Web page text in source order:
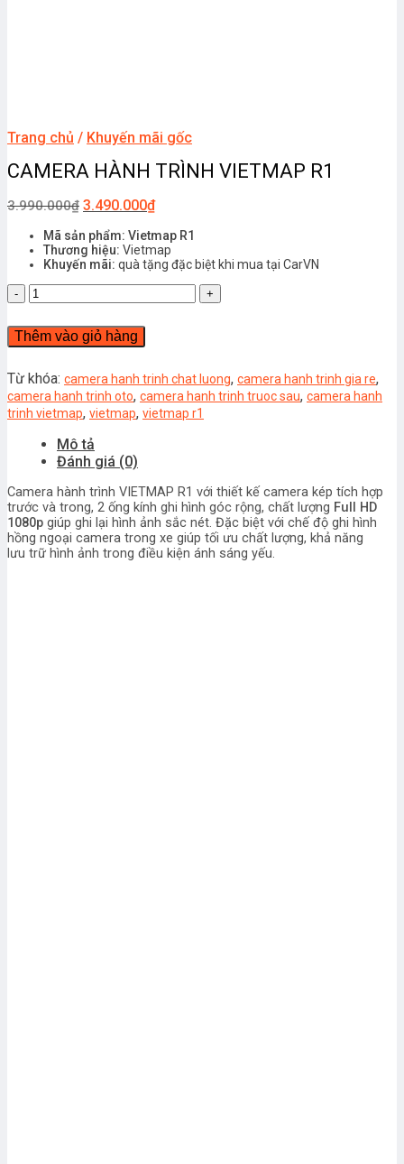
Trang chủ / Khuyến mãi gốc
CAMERA HÀNH TRÌNH VIETMAP R1
3.990.000₫ 3.490.000₫
Mã sản phẩm: Vietmap R1
Thương hiệu: Vietmap
Khuyến mãi: quà tặng đặc biệt khi mua tại CarVN
CAMERA
HÀNH
TRÌNH
VIETMAP
số
lượng
Thêm vào giỏ hàng
Từ khóa: camera hanh trinh chat luong, camera hanh trinh gia re,
camera hanh trinh oto, camera hanh trinh truoc sau, camera hanh
trinh vietmap, vietmap, vietmap r1
Mô tả
Đánh giá (0)
Camera hành trình VIETMAP R1 với thiết kế camera kép tích hợp
trước và trong, 2 ống kính ghi hình góc rộng, chất lượng Full HD
1080p giúp ghi lại hình ảnh sắc nét. Đặc biệt với chế độ ghi hình
hồng ngoại camera trong xe giúp tối ưu chất lượng, khả năng
lưu trữ hình ảnh trong điều kiện ánh sáng yếu.